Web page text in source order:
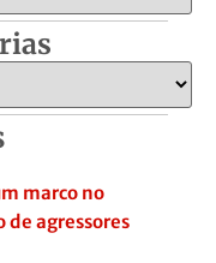
marco no
de agressores